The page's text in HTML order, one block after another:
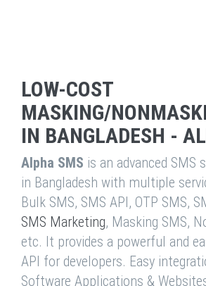
LOW-COST
MASKING/
IN BANGLADESH -
Alpha SMS is an advanced SMS
in Bangladesh with multiple
Bulk SMS, SMS API, OTP SMS,
SMS Marketing, Masking SMS,
etc. It provides a powerful and
API for developers. Easy
Software Applications &